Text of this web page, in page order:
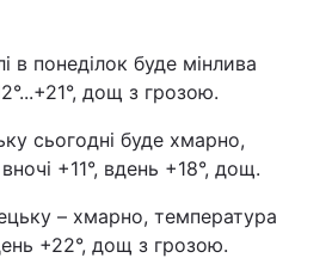
в понеділок буде мінлива
дощ з грозою.
сьогодні буде хмарно,
+11°, вдень +18°, дощ.
– хмарно, температура
+22°, дощ з грозою.